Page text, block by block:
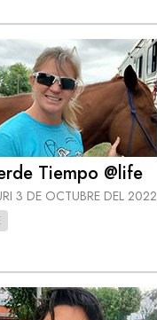
Tiempo @life
3 DE OCTUBRE DEL 2022